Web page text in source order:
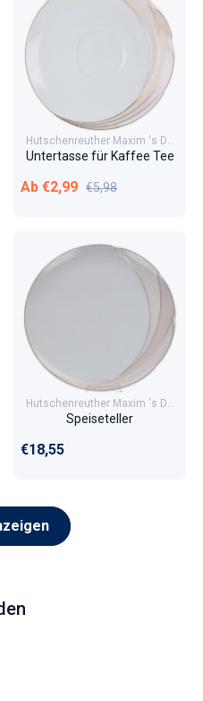
Hutschenreuther Maxim 's De
Paris En Vogue
Untertasse für Kaffee Tee
Verkaufspreis
Ab €2,99 Normaler Preis
€5,98
Hutschenreuther Maxim 's De
Paris En Vogue
Speiseteller
Normaler Preis
€18,55